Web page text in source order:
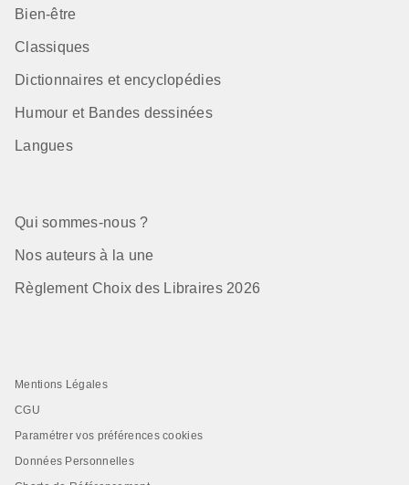
Bien-être
Classiques
Dictionnaires et encyclopédies
Humour et Bandes dessinées
Langues
Qui sommes-nous ?
Nos auteurs à la une
Règlement Choix des Libraires 2026
Mentions Légales
CGU
Paramétrer vos préférences cookies
Données Personnelles